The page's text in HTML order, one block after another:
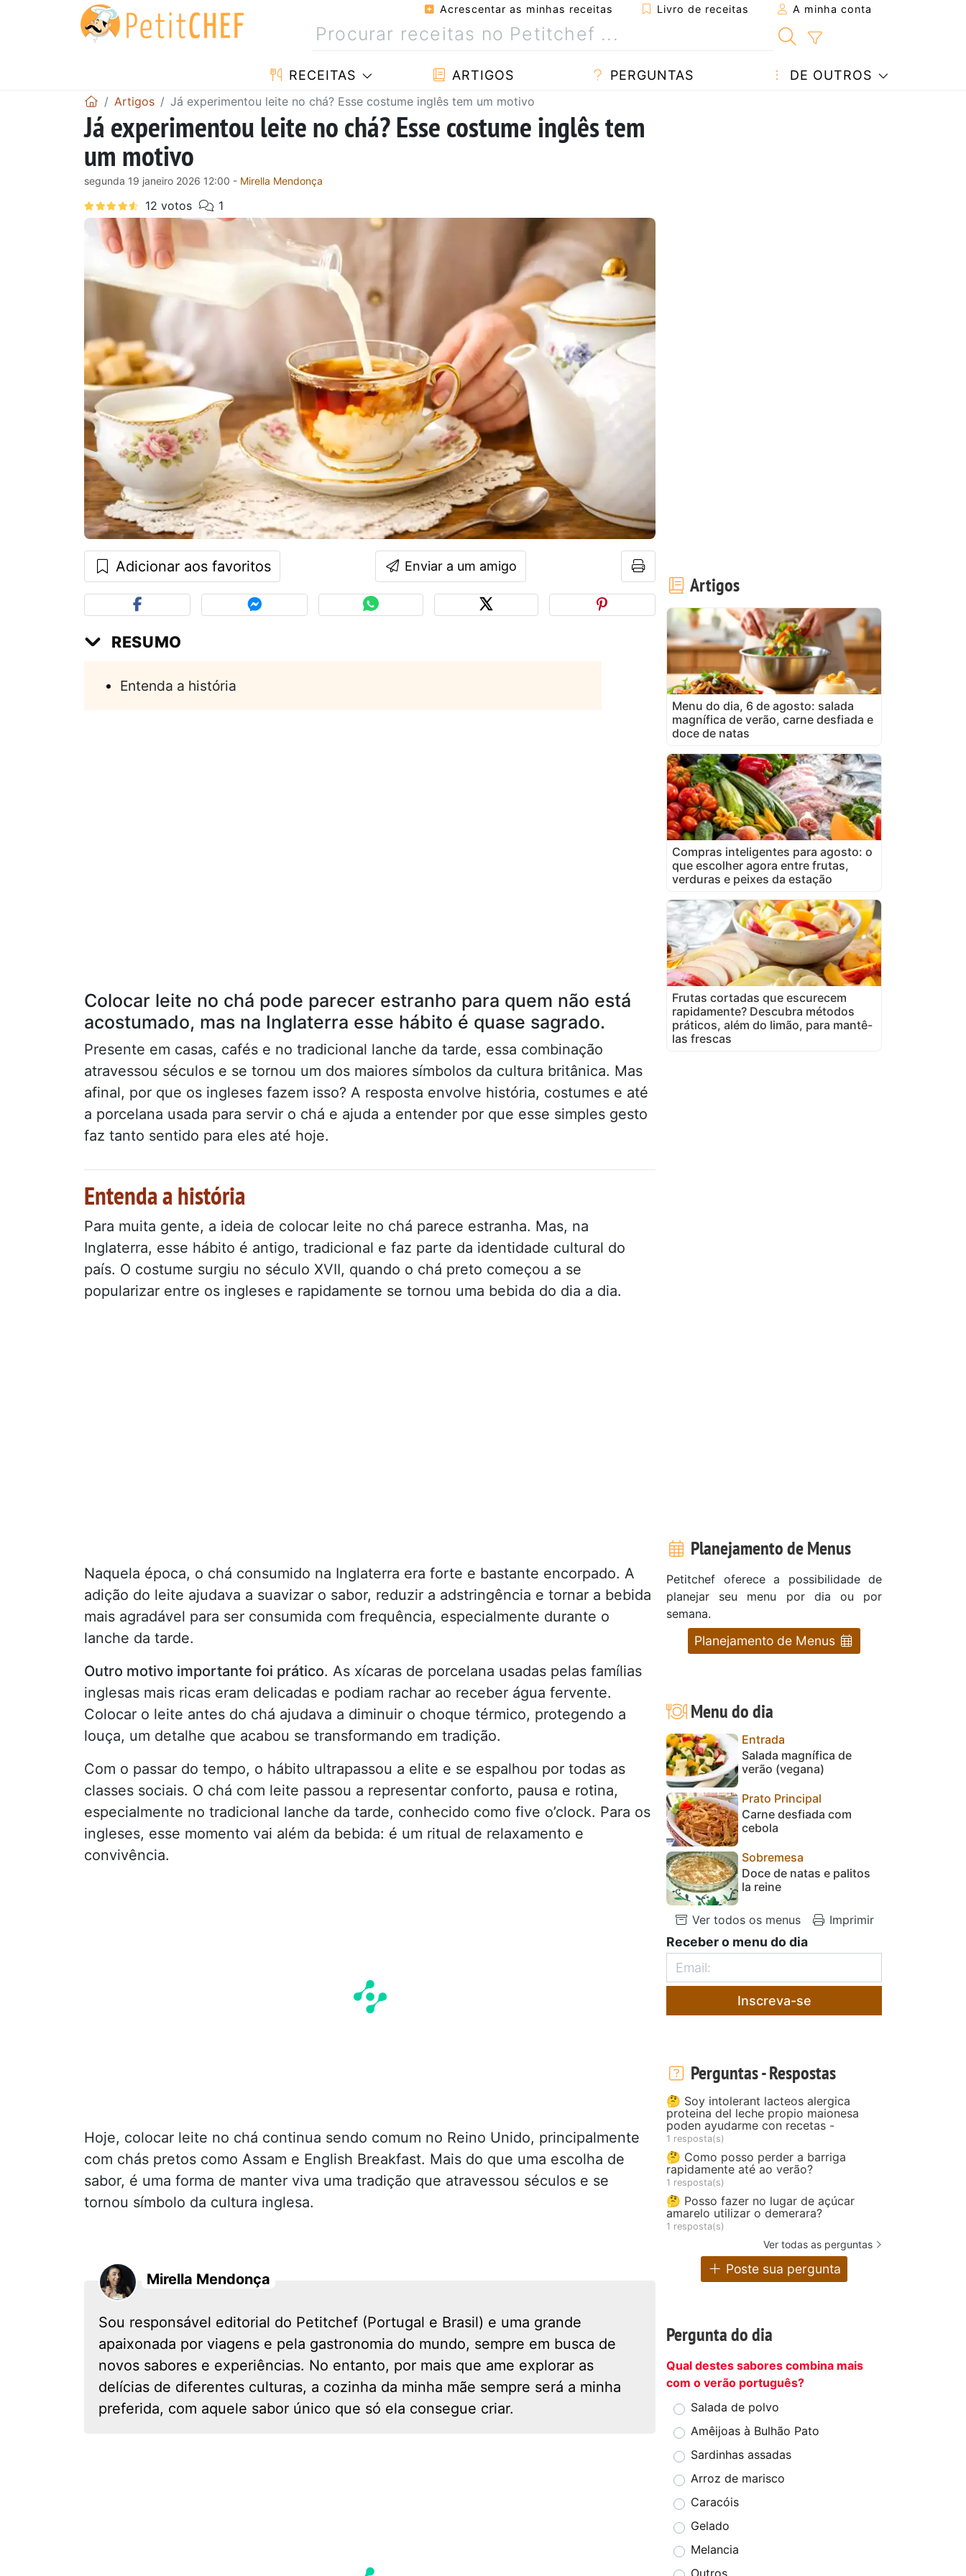
Acrescentar as minhas receitas Livro de receitas A minha conta
RECEITAS ARTIGOS PERGUNTAS DE OUTROS
Artigos Já experimentou leite no chá? Esse costume inglês tem um motivo
Já experimentou leite no chá? Esse costume inglês tem
um motivo
segunda 19 janeiro 2026 12:00 - Mirella Mendonça
Adicionar aos favoritos Enviar a um amigo
RESUMO
Entenda a história
Colocar leite no chá pode parecer estranho para quem não está
acostumado, mas na Inglaterra esse hábito é quase sagrado.
Presente em casas, cafés e no tradicional lanche da tarde, essa combinação
atravessou séculos e se tornou um dos maiores símbolos da cultura britânica. Mas
afinal, por que os ingleses fazem isso? A resposta envolve história, costumes e até
a porcelana usada para servir o chá e ajuda a entender por que esse simples gesto
faz tanto sentido para eles até hoje.
Entenda a história
Para muita gente, a ideia de colocar leite no chá parece estranha. Mas, na
Inglaterra, esse hábito é antigo, tradicional e faz parte da identidade cultural do
país. O costume surgiu no século XVII, quando o chá preto começou a se
popularizar entre os ingleses e rapidamente se tornou uma bebida do dia a dia.
Naquela época, o chá consumido na Inglaterra era forte e bastante encorpado. A
adição do leite ajudava a suavizar o sabor, reduzir a adstringência e tornar a bebida
mais agradável para ser consumida com frequência, especialmente durante o
lanche da tarde.
Outro motivo importante foi prático. As xícaras de porcelana usadas pelas famílias
inglesas mais ricas eram delicadas e podiam rachar ao receber água fervente.
Colocar o leite antes do chá ajudava a diminuir o choque térmico, protegendo a
louça, um detalhe que acabou se transformando em tradição.
Com o passar do tempo, o hábito ultrapassou a elite e se espalhou por todas as
classes sociais. O chá com leite passou a representar conforto, pausa e rotina,
especialmente no tradicional lanche da tarde, conhecido como five o’clock. Para os
ingleses, esse momento vai além da bebida: é um ritual de relaxamento e
convivência.
Hoje, colocar leite no chá continua sendo comum no Reino Unido, principalmente
com chás pretos como Assam e English Breakfast. Mais do que uma escolha de
sabor, é uma forma de manter viva uma tradição que atravessou séculos e se
tornou símbolo da cultura inglesa.
Mirella Mendonça
Sou responsável editorial do Petitchef (Portugal e Brasil) e uma grande
apaixonada por viagens e pela gastronomia do mundo, sempre em busca de
novos sabores e experiências. No entanto, por mais que ame explorar as
delícias de diferentes culturas, a cozinha da minha mãe sempre será a minha
preferida, com aquele sabor único que só ela consegue criar.
Artigos
Menu do dia, 6 de agosto: salada
magnífica de verão, carne desfiada e
doce de natas
Compras inteligentes para agosto: o
que escolher agora entre frutas,
verduras e peixes da estação
Frutas cortadas que escurecem
rapidamente? Descubra métodos
práticos, além do limão, para mantê-
las frescas
Planejamento de Menus
Petitchef oferece a possibilidade de
planejar seu menu por dia ou por
semana.
Planejamento de Menus
Menu do dia
Entrada
Salada magnífica de
verão (vegana)
Prato Principal
Carne desfiada com
cebola
Sobremesa
Doce de natas e palitos
la reine
Ver todos os menus Imprimir
Receber o menu do dia
Inscreva-se
Perguntas - Respostas
🤔 Soy intolerant lacteos alergica
proteina del leche propio maionesa
poden ayudarme con recetas -
1 resposta(s)
🤔 Como posso perder a barriga
rapidamente até ao verão?
1 resposta(s)
🤔 Posso fazer no lugar de açúcar
amarelo utilizar o demerara?
1 resposta(s)
Ver todas as perguntas
Poste sua pergunta
Pergunta do dia
Qual destes sabores combina mais
com o verão português?
Salada de polvo
Amêijoas à Bulhão Pato
Sardinhas assadas
Arroz de marisco
Caracóis
Gelado
Melancia